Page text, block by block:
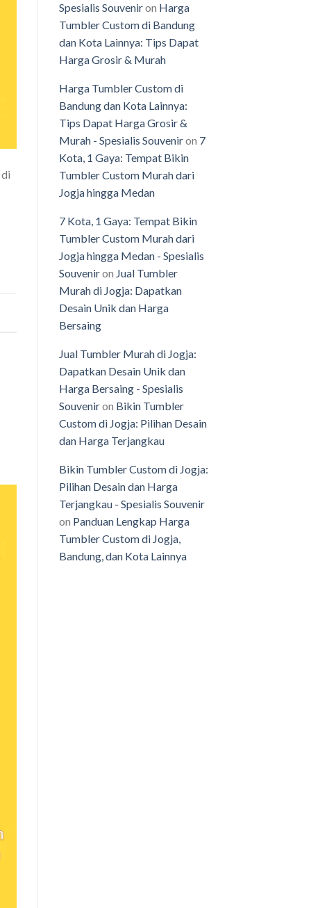
Spesialis Souveniron Harga
Tumbler Custom di Bandung
dan Kota Lainnya: Tips Dapat
Harga Grosir & Murah
Harga Tumbler Custom di
Bandung dan Kota Lainnya:
Tips Dapat Harga Grosir &
Murah - Spesialis Souveniron 7
Kota, 1 Gaya: Tempat Bikin
Tumbler Custom Murah dari
Jogja hingga Medan
7 Kota, 1 Gaya: Tempat Bikin
Tumbler Custom Murah dari
Jogja hingga Medan - Spesialis
Souveniron Jual Tumbler
Murah di Jogja: Dapatkan
Desain Unik dan Harga
Bersaing
Jual Tumbler Murah di Jogja:
Dapatkan Desain Unik dan
Harga Bersaing - Spesialis
Souveniron Bikin Tumbler
Custom di Jogja: Pilihan Desain
dan Harga Terjangkau
Bikin Tumbler Custom di Jogja:
Pilihan Desain dan Harga
Terjangkau - Spesialis Souvenir
on Panduan Lengkap Harga
Tumbler Custom di Jogja,
Bandung, dan Kota Lainnya